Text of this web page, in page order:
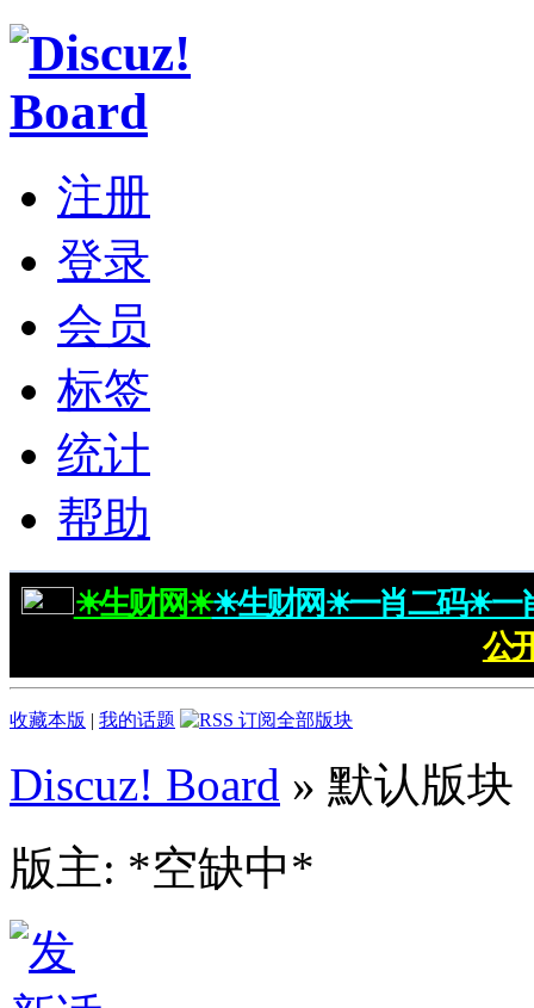
注册
登录
会员
标签
统计
帮助
☀生财网☀☀生财网☀一肖二码☀一
公
收藏本版 | 我的话题
Discuz! Board » 默认版块
版主: *空缺中*